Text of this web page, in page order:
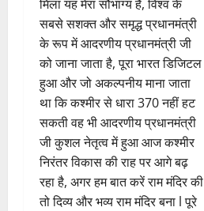
मिला यह मेरा सौभाग्य है, विश्व के
सबसे सशक्त और समृद्ध प्रधानमंत्री
के रूप में आदरणीय प्रधानमंत्री जी
को जाना जाता है, पूरा भारत डिजिटल
हुआ और जो अकल्पनीय माना जाता
था कि कश्मीर से धारा 370 नहीं हट
सकती वह भी आदरणीय प्रधानमंत्री
जी कुशल नेतृत्व में हुआ आज कश्मीर
निरंतर विकास की राह पर आगे बढ़
रहा है, अगर हम बात करें राम मंदिर की
तो दिव्य और भव्य राम मंदिर बना l पूरे